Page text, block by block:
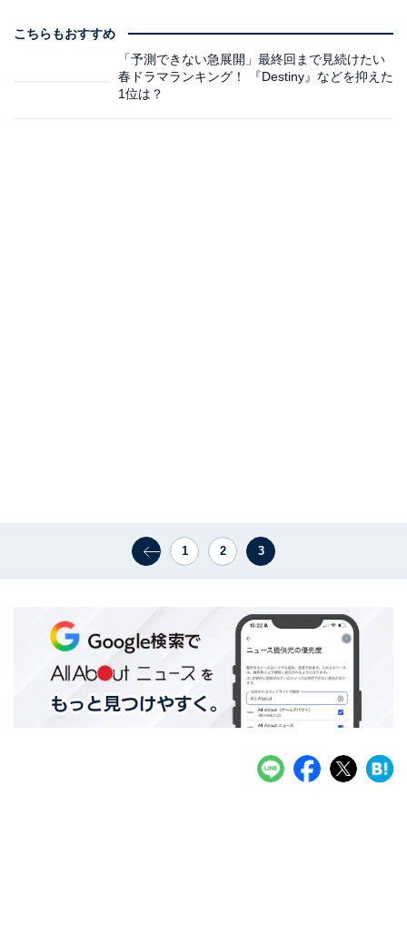
こちらもおすすめ
「予測できない急展開」最終回まで見続けたい
春ドラマランキング！ 『Destiny』などを抑えた
1位は？
1 2 3